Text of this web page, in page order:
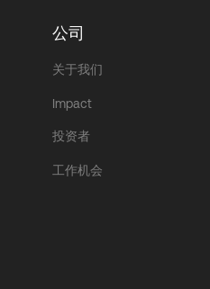
公司
关于我们
Impact
投资者
工作机会